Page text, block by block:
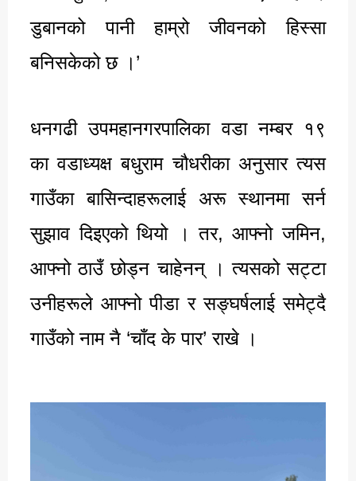
डुबानको पानी हाम्रो जीवनको हिस्सा
बनिसकेको छ ।’
धनगढी उपमहानगरपालिका वडा नम्बर १९
का वडाध्यक्ष बधुराम चौधरीका अनुसार त्यस
गाउँका बासिन्दाहरूलाई अरू स्थानमा सर्न
सुझाव दिइएको थियो । तर, आफ्नो जमिन,
आफ्नो ठाउँ छोड्न चाहेनन् । त्यसको सट्टा
उनीहरूले आफ्नो पीडा र सङ्घर्षलाई समेट्दै
गाउँको नाम नै ‘चाँद के पार’ राखे ।